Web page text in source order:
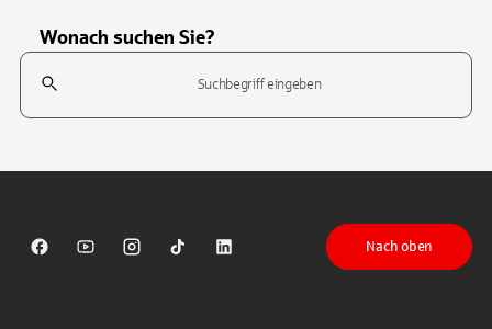
Wonach suchen Sie?
Suchfeld
Sparkasse auf Facebook
Sparkasse auf Youtube
Sparkasse auf Instagram
Sparkasse auf TikTok
Sparkasse auf LinkedIn
Nach oben